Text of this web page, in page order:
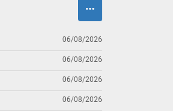
06/08/2026
06/08/2026
06/08/2026
06/08/2026